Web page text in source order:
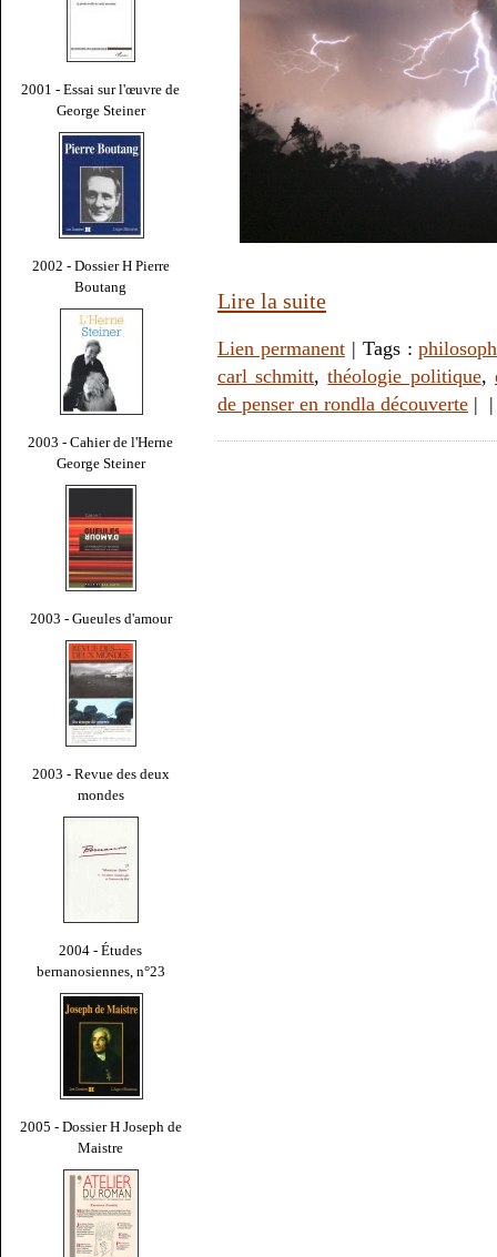
2001 - Essai sur l'œuvre de
George Steiner
2002 - Dossier H Pierre
Boutang
2003 - Cahier de l'Herne
George Steiner
2003 - Gueules d'amour
2003 - Revue des deux
mondes
2004 - Études
bernanosiennes, n°23
2005 - Dossier H Joseph de
Maistre
Lire la suite
Lien permanent| Tags :
carl schmitt,théologie politique,
de penser en rondla découverte |